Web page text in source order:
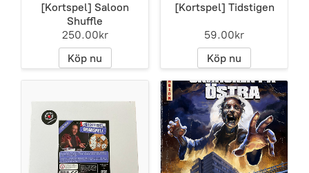
[Kortspel] Saloon
Shuffle
250.00kr
Köp nu
[Kortspel] Tidstigen
59.00kr
Köp nu